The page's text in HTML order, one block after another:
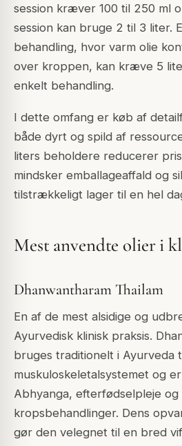
session kræver 100 til 250 ml
session kan bruge 2 til 3 liter.
behandling, hvor varm olie
over kroppen, kan kræve 5
enkelt behandling.
I dette omfang er køb af
både dyrt og spild af
liters beholdere reducerer
mindsker emballageaffald og
tilstrækkeligt lager til en hel
Mest anvendte olier i
Dhanwantharam Thailam
En af de mest alsidige og
Ayurvedisk klinisk praksis.
bruges traditionelt i Ayurveda
muskuloskeletalsystemet og
Abhyanga, efterfødselpleje og
kropsbehandlinger. Dens
gør den velegnet til en bred